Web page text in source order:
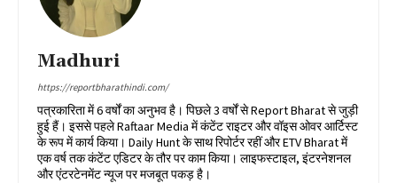
Madhuri
https://reportbharathindi.com/
पत्रकारिता में 6 वर्षों का अनुभव है। पिछले 3 वर्षों से Report Bharat से जुड़ी
हुई हैं। इससे पहले Raftaar Media में कंटेंट राइटर और वॉइस ओवर आर्टिस्ट
के रूप में कार्य किया। Daily Hunt के साथ रिपोर्टर रहीं और ETV Bharat में
एक वर्ष तक कंटेंट एडिटर के तौर पर काम किया। लाइफस्टाइल, इंटरनेशनल
और एंटरटेनमेंट न्यूज पर मजबूत पकड़ है।